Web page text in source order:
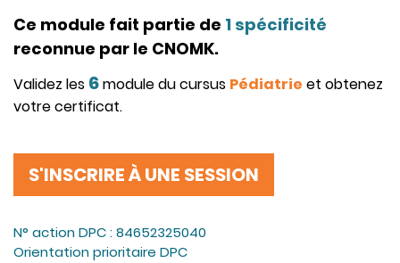
Ce module fait partie de 1 spécificité
reconnue par le CNOMK.
Validez les 6module du cursus Pédiatrie et obtenez
votre certificat.
S'INSCRIRE À UNE SESSION
N° action DPC : 84652325040
Orientation prioritaire DPC